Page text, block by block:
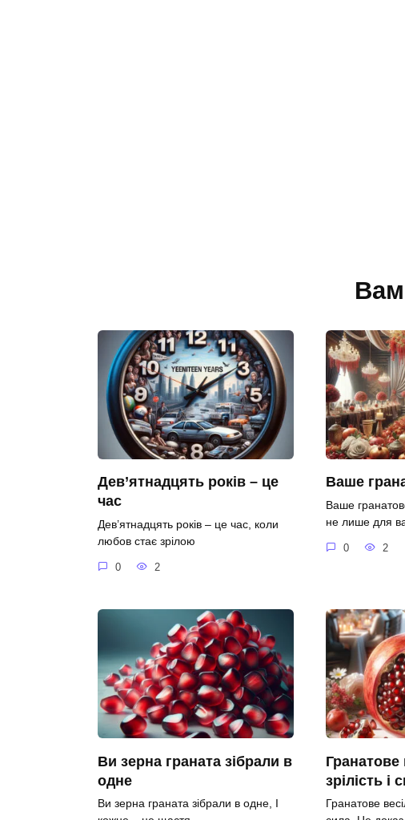
Дев’ятнадцять років – це
час
Дев’ятнадцять років – це час, коли
любов стає зрілою
0 2
Ваше
Ваше
не лише для
0 2
Ви зерна граната зібрали в
одне
Ви зерна граната зібрали в одне, І
Гранатове
зрілість і
Гранатове